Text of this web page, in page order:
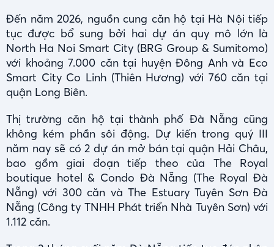
Đến năm 2026, nguồn cung căn hộ tại Hà Nội tiếp
tục được bổ sung bởi hai dự án quy mô lớn là
North Ha Noi Smart City (BRG Group & Sumitomo)
với khoảng 7.000 căn tại huyện Đông Anh và Eco
Smart City Co Linh (Thiên Hương) với 760 căn tại
quận Long Biên.
Thị trường căn hộ tại thành phố Đà Nẵng cũng
không kém phần sôi động. Dự kiến trong quý III
năm nay sẽ có 2 dự án mở bán tại quận Hải Châu,
bao gồm giai đoạn tiếp theo của The Royal
boutique hotel & Condo Đà Nẵng (The Royal Đà
Nẵng) với 300 căn và The Estuary Tuyên Sơn Đà
Nẵng (Công ty TNHH Phát triển Nhà Tuyên Sơn) với
1.112 căn.